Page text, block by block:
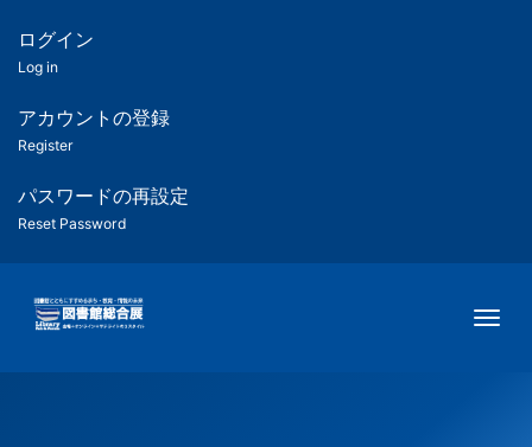
ツ
匿
名
ユ
ー
ー
用
メ
ログイン
Log in
アカウントの登録
Register
パスワードの再設定
Reset Password